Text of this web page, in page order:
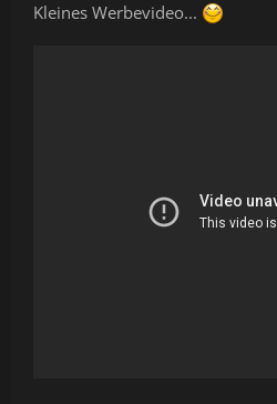
Kleines Werbevideo...